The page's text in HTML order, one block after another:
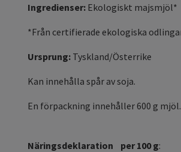
Ingredienser: Ekologiskt majsmjöl*
*Från certifierade ekologiska
Ursprung: Tyskland/Österrike
Kan innehålla spår av soja.
En förpackning innehåller 600 g mjöl.
Näringsdeklaration per 100 g: